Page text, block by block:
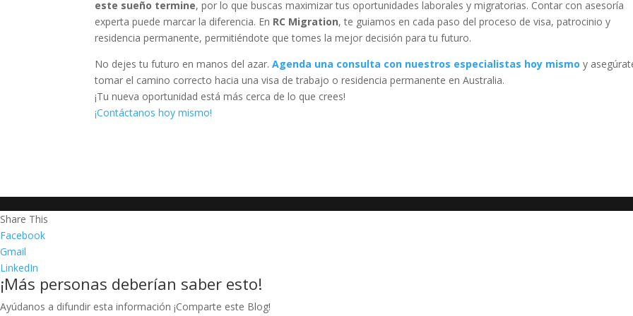
este sueño termine, por lo que buscas maximizar tus oportunidades laborales y migratorias. Contar con asesoría
experta puede marcar la diferencia. En RC Migration, te guiamos en cada paso del proceso de visa, patrocinio y
residencia permanente, permitiéndote que tomes la mejor decisión para tu futuro.
No dejes tu futuro en manos del azar.Agenda una consulta con nuestros especialistas hoy mismo y
tomar el camino correcto hacia una visa de trabajo o residencia permanente en Australia.
¡Tu nueva oportunidad está más cerca de lo que crees!
¡Contáctanos hoy mismo!
Share This
Facebook
Gmail
LinkedIn
¡Más personas deberían saber esto!
Ayúdanos a difundir esta información ¡Comparte este Blog!